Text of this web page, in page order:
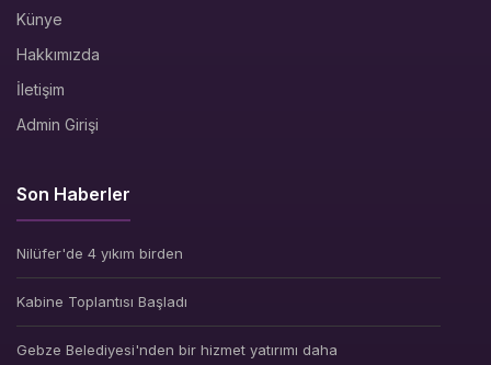
Künye
Hakkımızda
İletişim
Admin Girişi
Son Haberler
Nilüfer'de 4 yıkım birden
Kabine Toplantısı Başladı
Gebze Belediyesi'nden bir hizmet yatırımı daha